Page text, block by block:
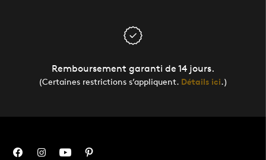
Remboursement garanti de 14 jours.
(Certaines restrictions s’appliquent. Détails ici.)